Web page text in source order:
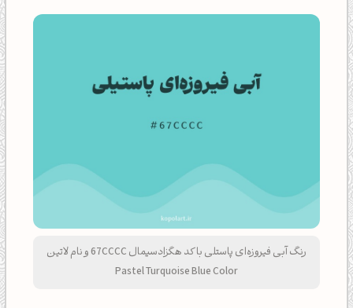
رنگ آبی فیروزه‌ای پاستلی با کد هگزادسیمال 67CCCC و نام لاتین
Pastel Turquoise Blue Color